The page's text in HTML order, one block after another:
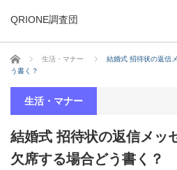
QRIONE調査団
ホーム 生活・マナー
結婚式 招待状の返信
う書く？
生活・マナー
結婚式 招待状の返信メッ
欠席する場合どう書く？